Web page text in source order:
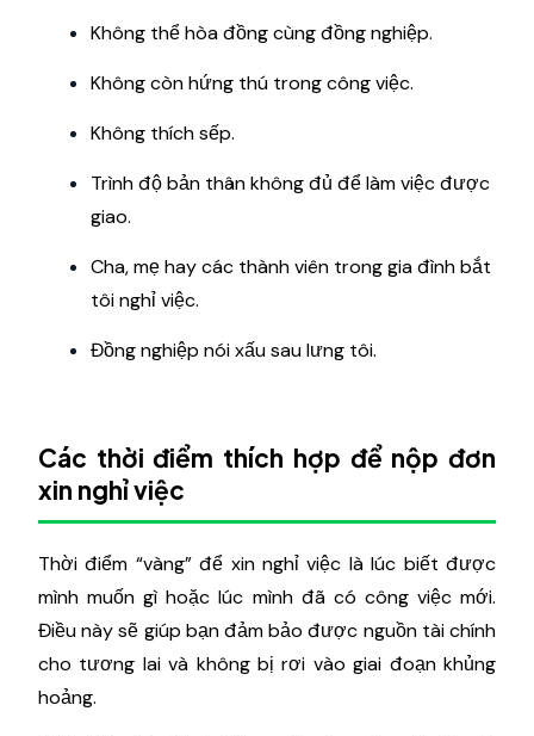
Không thể hòa đồng cùng đồng nghiệp.
Không còn hứng thú trong công việc.
Không thích sếp.
Trình độ bản thân không đủ để làm việc được
giao.
Cha, mẹ hay các thành viên trong gia đình bắt
tôi nghỉ việc.
Đồng nghiệp nói xấu sau lưng tôi.
Các thời điểm thích hợp để nộp đơn
xin nghỉ việc
Thời điểm “vàng” để xin nghỉ việc là lúc biết được
mình muốn gì hoặc lúc mình đã có công việc mới.
Điều này sẽ giúp bạn đảm bảo được nguồn tài chính
cho tương lai và không bị rơi vào giai đoạn khủng
hoảng.